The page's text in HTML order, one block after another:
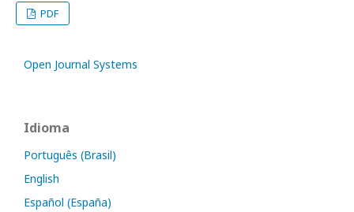
PDF
Open Journal Systems
Idioma
Português (Brasil)
English
Español (España)